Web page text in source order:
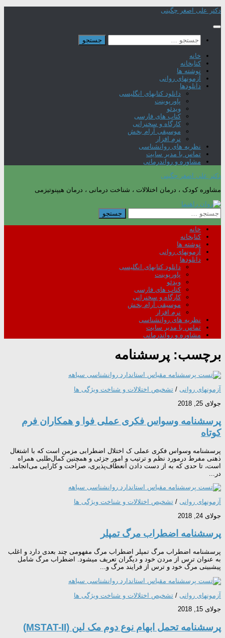
Skip
content
دکتر علی اصغر چگینی
جستجو
برای:
خانه
کتابخانه
نوشته ها
آزمونهای روانی
دانلودها
دانلود کتابهای انگلیسی
پاورپوینت
ویدئو
کتاب های فارسی
کارگاه و سخنرانی
موسیقی آرام بخش
نرم افزار
نظریه های روانشناسی
تماس با مدیر سایت
مشاوره و رواندرمانی
دکتر علی اصغر چگینی
مشاوره کودک ، درمان اختلالات ، شناخت درمانی ، درمان هیپنوتیزمی
جستجو
برای:
خانه
کتابخانه
نوشته ها
آزمونهای روانی
دانلودها
دانلود کتابهای انگلیسی
پاورپوینت
ویدئو
کتاب های فارسی
کارگاه و سخنرانی
موسیقی آرام بخش
نرم افزار
نظریه های روانشناسی
تماس با مدیر سایت
مشاوره و رواندرمانی
برچسب: پرسشنامه
آزمونهای روانی / تشخیص اختلالات و شناخت ویژگی ها
جولای 25, 2018
پرسشنامه وسواس فکری عملی فوا و همکاران فرم
کوتاه
پرسشنامه وسواس فکری عملی ک اختلال اضطرابی مزمن است که با اشتغال
ذهنی مفرط درمورد نظم و ترتیب و امور جزئی و همچنین کمال‌طلبی همراه
است، تا حدی که به از دست دادن انعطاف‌پذیری، صراحت و کارایی می‌انجامد.
در...
آزمونهای روانی / تشخیص اختلالات و شناخت ویژگی ها
جولای 24, 2018
پرسشنامه اضطراب مرگ تمپلر
پرسشنامه اضطراب مرگ تمپلر اضطراب مرگ مفهومی چند بعدی دارد و اغلب
به عنوان ترس از مردن خود و دیگران تعریف میشود. اضطراب مرگ شامل
پیشبینی مرگ خود و ترس از فرایند مرگ و...
آزمونهای روانی / تشخیص اختلالات و شناخت ویژگی ها
جولای 15, 2018
پرسشنامه تحمل ابهام نوع دوم مک لین (MSTAT-II)